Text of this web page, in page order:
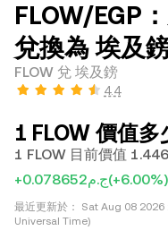
FLOW/EGP
兌換為 埃及
FLOW 兌 埃及鎊
4.4
1 FLOW 價值多
+ج.م0.078652(+6.00%)
最近更新於：
Sat Aug 08 2026
Universal Time)